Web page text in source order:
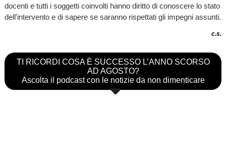
docenti e tutti i soggetti coinvolti hanno diritto di conoscere lo stato
dell'intervento e di sapere se saranno rispettati gli impegni assunti.
c.s.
TI RICORDI COSA È SUCCESSO L’ANNO SCORSO
AD AGOSTO?
Ascolta il podcast con le notizie da non dimenticare